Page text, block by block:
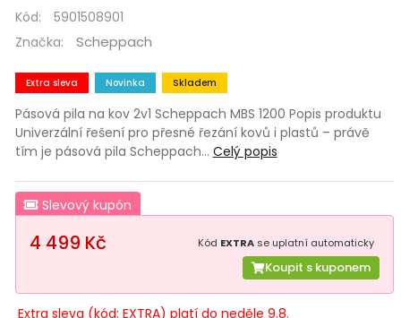
Kód:
5901508901
Značka:
Scheppach
Extra sleva Novinka Skladem
Pásová pila na kov 2v1 Scheppach MBS 1200 Popis produktu
Univerzální řešení pro přesné řezání kovů i plastů – právě
tím je pásová pila Scheppach… Celý popis
Slevový kupón
4 499 Kč Kód EXTRA se uplatní automaticky
Koupit s kuponem
Extra sleva (kód: EXTRA) platí do neděle 9.8.